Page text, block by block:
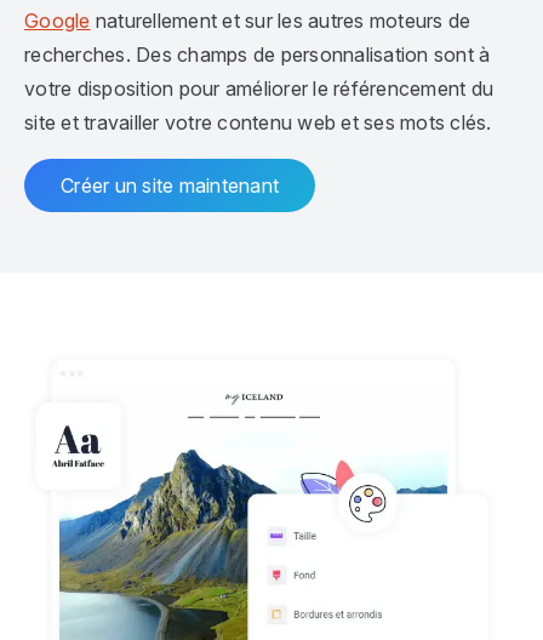
Google naturellement et sur les autres moteurs de
recherches. Des champs de personnalisation sont à
votre disposition pour améliorer le référencement du
site et travailler votre contenu web et ses mots clés.
Créer un site maintenant